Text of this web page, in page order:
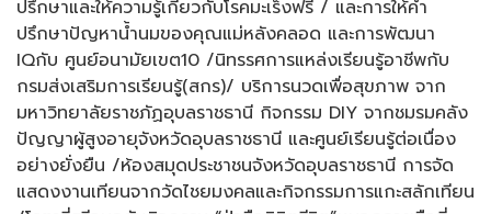
ปรึกษาและให้ความรู้เกี่ยวกับโรคมะเร็งฟรี / และการให้คำ
ปรึกษาปัญหาน้ำนมของคุณแม่หลังคลอด และการพัฒนา
IQกับ ศูนย์อนามัยเขต10 /นิทรรศการแหล่งเรียนรู้อาชีพกับ
กรมส่งเสริมการเรียนรู้(สกร)/ บริการนวดเพื่อสุขภาพ จาก
มหาวิทยาลัยราชภัฏอุบลราชธานี กิจกรรม DIY จากชมรมคลัง
ปัญญาผู้สูงอายุจังหวัดอุบลราชธานี และศูนย์เรียนรู้ต่อเนื่อง
อย่างยั่งยืน /ห้องสมุดประชาชนจังหวัดอุบลราชธานี การจัด
แสดงงานเทียนจากวัดไชยมงคลและกิจกรรมการแกะสลักเทียน